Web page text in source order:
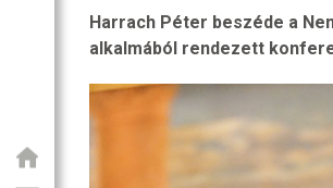
Harrach Péter beszéde a
alkalmából rendezett